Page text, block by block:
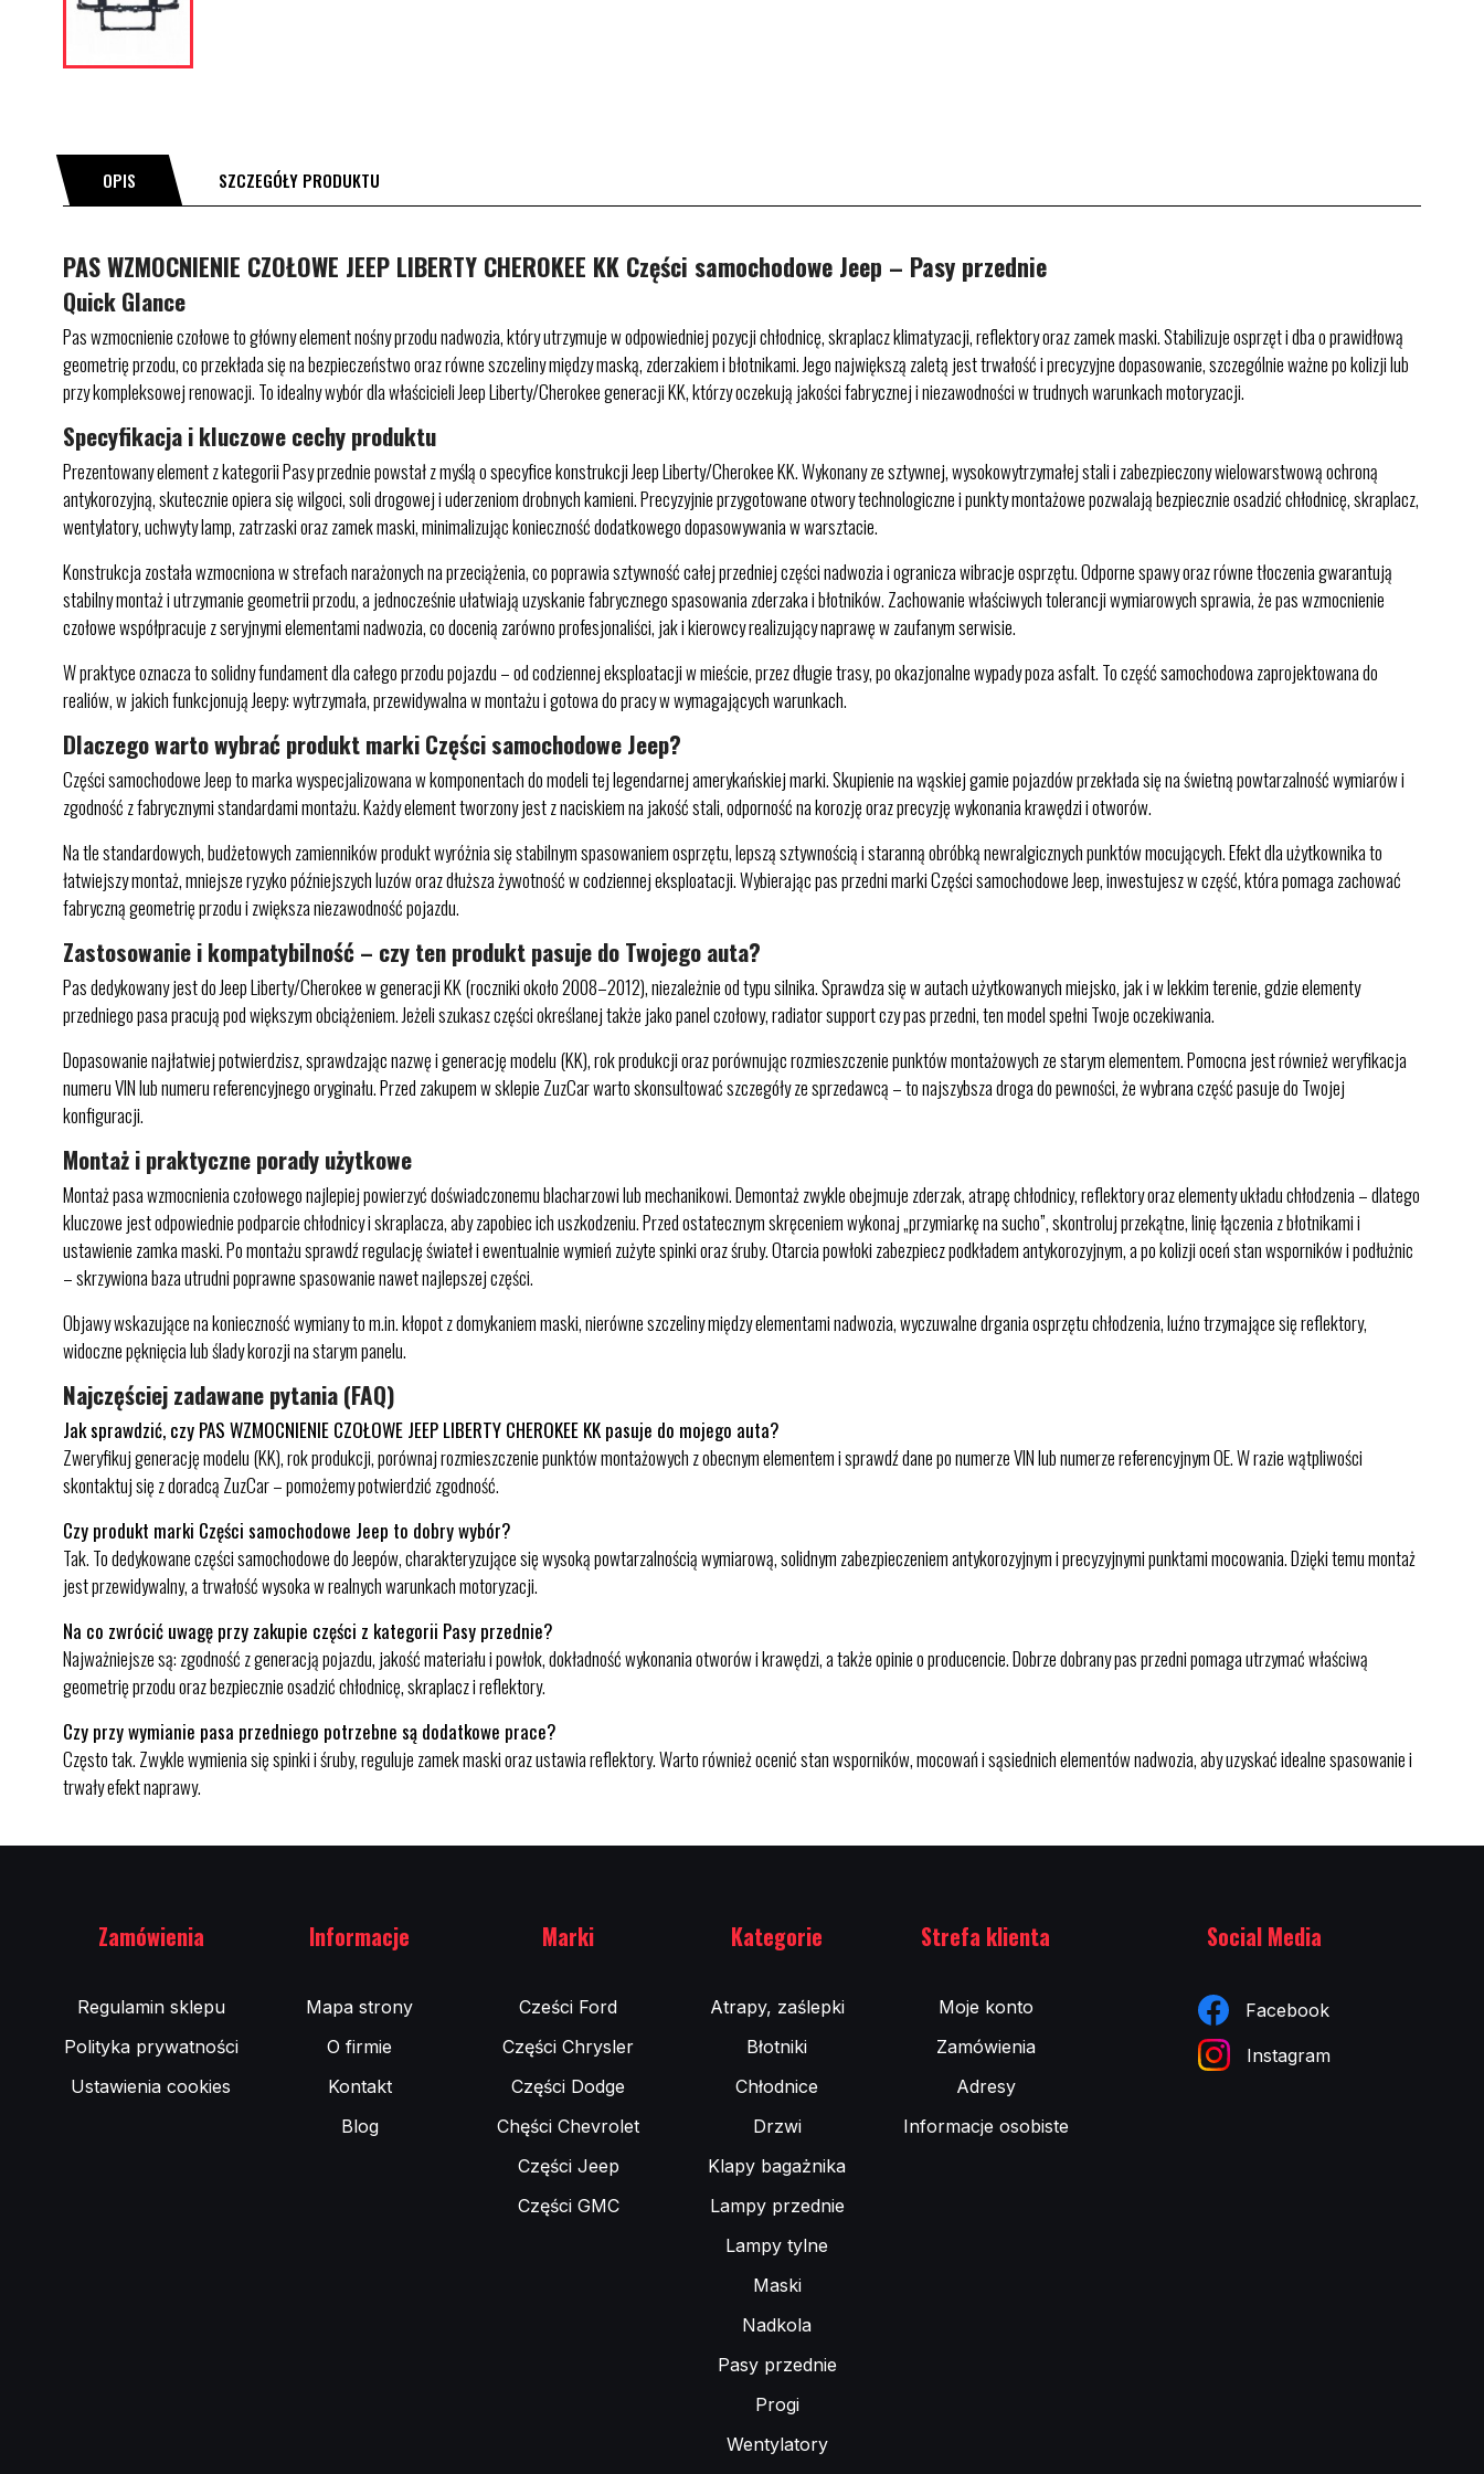
OPIS SZCZEGÓŁY PRODUKTU
PAS WZMOCNIENIE CZOŁOWE JEEP LIBERTY CHEROKEE KK Części samochodowe Jeep – Pasy przednie
Quick Glance
Pas wzmocnienie czołowe to główny element nośny przodu nadwozia, który utrzymuje w odpowiedniej pozycji chłodnicę, skraplacz klimatyzacji, reflektory oraz zamek maski. Stabilizuje osprzęt i dba o prawidłową
geometrię przodu, co przekłada się na bezpieczeństwo oraz równe szczeliny między maską, zderzakiem i błotnikami. Jego największą zaletą jest trwałość i precyzyjne dopasowanie, szczególnie ważne po kolizji lub
przy kompleksowej renowacji. To idealny wybór dla właścicieli Jeep Liberty/Cherokee generacji KK, którzy oczekują jakości fabrycznej i niezawodności w trudnych warunkach motoryzacji.
Specyfikacja i kluczowe cechy produktu
Prezentowany element z kategorii Pasy przednie powstał z myślą o specyfice konstrukcji Jeep Liberty/Cherokee KK. Wykonany ze sztywnej, wysokowytrzymałej stali i zabezpieczony wielowarstwową ochroną
antykorozyjną, skutecznie opiera się wilgoci, soli drogowej i uderzeniom drobnych kamieni. Precyzyjnie przygotowane otwory technologiczne i punkty montażowe pozwalają bezpiecznie osadzić chłodnicę, skraplacz,
wentylatory, uchwyty lamp, zatrzaski oraz zamek maski, minimalizując konieczność dodatkowego dopasowywania w warsztacie.
Konstrukcja została wzmocniona w strefach narażonych na przeciążenia, co poprawia sztywność całej przedniej części nadwozia i ogranicza wibracje osprzętu. Odporne spawy oraz równe tłoczenia gwarantują
stabilny montaż i utrzymanie geometrii przodu, a jednocześnie ułatwiają uzyskanie fabrycznego spasowania zderzaka i błotników. Zachowanie właściwych tolerancji wymiarowych sprawia, że pas wzmocnienie
czołowe współpracuje z seryjnymi elementami nadwozia, co docenią zarówno profesjonaliści, jak i kierowcy realizujący naprawę w zaufanym serwisie.
W praktyce oznacza to solidny fundament dla całego przodu pojazdu – od codziennej eksploatacji w mieście, przez długie trasy, po okazjonalne wypady poza asfalt. To część samochodowa zaprojektowana do
realiów, w jakich funkcjonują Jeepy: wytrzymała, przewidywalna w montażu i gotowa do pracy w wymagających warunkach.
Dlaczego warto wybrać produkt marki Części samochodowe Jeep?
Części samochodowe Jeep to marka wyspecjalizowana w komponentach do modeli tej legendarnej amerykańskiej marki. Skupienie na wąskiej gamie pojazdów przekłada się na świetną powtarzalność wymiarów i
zgodność z fabrycznymi standardami montażu. Każdy element tworzony jest z naciskiem na jakość stali, odporność na korozję oraz precyzję wykonania krawędzi i otworów.
Na tle standardowych, budżetowych zamienników produkt wyróżnia się stabilnym spasowaniem osprzętu, lepszą sztywnością i staranną obróbką newralgicznych punktów mocujących. Efekt dla użytkownika to
łatwiejszy montaż, mniejsze ryzyko późniejszych luzów oraz dłuższa żywotność w codziennej eksploatacji. Wybierając pas przedni marki Części samochodowe Jeep, inwestujesz w część, która pomaga zachować
fabryczną geometrię przodu i zwiększa niezawodność pojazdu.
Zastosowanie i kompatybilność – czy ten produkt pasuje do Twojego auta?
Pas dedykowany jest do Jeep Liberty/Cherokee w generacji KK (roczniki około 2008–2012), niezależnie od typu silnika. Sprawdza się w autach użytkowanych miejsko, jak i w lekkim terenie, gdzie elementy
przedniego pasa pracują pod większym obciążeniem. Jeżeli szukasz części określanej także jako panel czołowy, radiator support czy pas przedni, ten model spełni Twoje oczekiwania.
Dopasowanie najłatwiej potwierdzisz, sprawdzając nazwę i generację modelu (KK), rok produkcji oraz porównując rozmieszczenie punktów montażowych ze starym elementem. Pomocna jest również weryfikacja
numeru VIN lub numeru referencyjnego oryginału. Przed zakupem w sklepie ZuzCar warto skonsultować szczegóły ze sprzedawcą – to najszybsza droga do pewności, że wybrana część pasuje do Twojej
konfiguracji.
Montaż i praktyczne porady użytkowe
Montaż pasa wzmocnienia czołowego najlepiej powierzyć doświadczonemu blacharzowi lub mechanikowi. Demontaż zwykle obejmuje zderzak, atrapę chłodnicy, reflektory oraz elementy układu chłodzenia – dlatego
kluczowe jest odpowiednie podparcie chłodnicy i skraplacza, aby zapobiec ich uszkodzeniu. Przed ostatecznym skręceniem wykonaj „przymiarkę na sucho”, skontroluj przekątne, linię łączenia z błotnikami i
ustawienie zamka maski. Po montażu sprawdź regulację świateł i ewentualnie wymień zużyte spinki oraz śruby. Otarcia powłoki zabezpiecz podkładem antykorozyjnym, a po kolizji oceń stan wsporników i podłużnic
– skrzywiona baza utrudni poprawne spasowanie nawet najlepszej części.
Objawy wskazujące na konieczność wymiany to m.in. kłopot z domykaniem maski, nierówne szczeliny między elementami nadwozia, wyczuwalne drgania osprzętu chłodzenia, luźno trzymające się reflektory,
widoczne pęknięcia lub ślady korozji na starym panelu.
Najczęściej zadawane pytania (FAQ)
Jak sprawdzić, czy PAS WZMOCNIENIE CZOŁOWE JEEP LIBERTY CHEROKEE KK pasuje do mojego auta?
Zweryfikuj generację modelu (KK), rok produkcji, porównaj rozmieszczenie punktów montażowych z obecnym elementem i sprawdź dane po numerze VIN lub numerze referencyjnym OE. W razie wątpliwości
skontaktuj się z doradcą ZuzCar – pomożemy potwierdzić zgodność.
Czy produkt marki Części samochodowe Jeep to dobry wybór?
Tak. To dedykowane części samochodowe do Jeepów, charakteryzujące się wysoką powtarzalnością wymiarową, solidnym zabezpieczeniem antykorozyjnym i precyzyjnymi punktami mocowania. Dzięki temu montaż
jest przewidywalny, a trwałość wysoka w realnych warunkach motoryzacji.
Na co zwrócić uwagę przy zakupie części z kategorii Pasy przednie?
Najważniejsze są: zgodność z generacją pojazdu, jakość materiału i powłok, dokładność wykonania otworów i krawędzi, a także opinie o producencie. Dobrze dobrany pas przedni pomaga utrzymać właściwą
geometrię przodu oraz bezpiecznie osadzić chłodnicę, skraplacz i reflektory.
Czy przy wymianie pasa przedniego potrzebne są dodatkowe prace?
Często tak. Zwykle wymienia się spinki i śruby, reguluje zamek maski oraz ustawia reflektory. Warto również ocenić stan wsporników, mocowań i sąsiednich elementów nadwozia, aby uzyskać idealne spasowanie i
trwały efekt naprawy.
Zamówienia
Regulamin sklepu
Polityka prywatności
Ustawienia cookies
Informacje
Mapa strony
O firmie
Kontakt
Blog
Marki
Cześci Ford
Części Chrysler
Części Dodge
Chęści Chevrolet
Części Jeep
Części GMC
Kategorie
Atrapy, zaślepki
Błotniki
Chłodnice
Drzwi
Klapy bagażnika
Lampy przednie
Lampy tylne
Maski
Nadkola
Pasy przednie
Progi
Wentylatory
Strefa klienta
Moje konto
Zamówienia
Adresy
Informacje osobiste
Social Media
Facebook
Instagram